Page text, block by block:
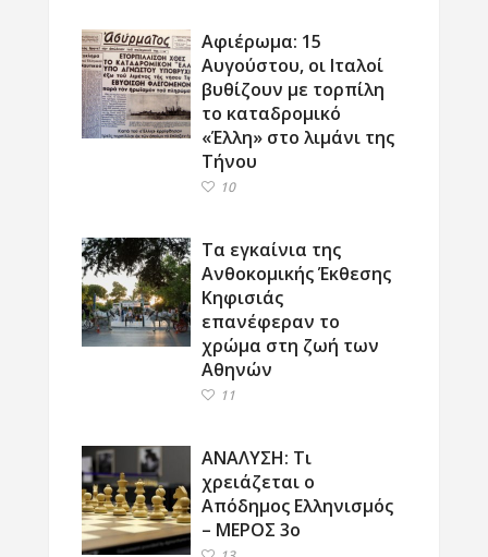
Αφιέρωμα: 15
Αυγούστου, οι Ιταλοί
βυθίζουν με τορπίλη
το καταδρομικό
«Έλλη» στο λιμάνι της
Τήνου
10
Τα εγκαίνια της
Ανθοκομικής Έκθεσης
Κηφισιάς
επανέφεραν το
χρώμα στη ζωή των
Αθηνών
11
ΑΝΑΛΥΣΗ: Τι
χρειάζεται ο
Απόδημος Ελληνισμός
– ΜΕΡΟΣ 3ο